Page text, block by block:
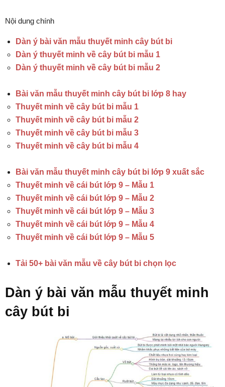
Nội dung chính
Dàn ý bài văn mẫu thuyết minh cây bút bi
Dàn ý thuyết minh về cây bút bi mẫu 1
Dàn ý thuyết minh về cây bút bi mẫu 2
Bài văn mẫu thuyết minh cây bút bi lớp 8 hay
Thuyết minh về cây bút bi mẫu 1
Thuyết minh về cây bút bi mẫu 2
Thuyết minh về cây bút bi mẫu 3
Thuyết minh về cây bút bi mẫu 4
Bài văn mẫu thuyết minh cây bút bi lớp 9 xuất sắc
Thuyết minh về cái bút lớp 9 – Mẫu 1
Thuyết minh về cái bút lớp 9 – Mẫu 2
Thuyết minh về cái bút lớp 9 – Mẫu 3
Thuyết minh về cái bút lớp 9 – Mẫu 4
Thuyết minh về cái bút lớp 9 – Mẫu 5
Tải 50+ bài văn mẫu về cây bút bi chọn lọc
Dàn ý bài văn mẫu thuyết minh
cây bút bi